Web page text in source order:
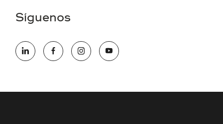
electrónico hqaffirmativeaction@marriott.com
oportunidades que se compromete a contratar una fuerza
de trabajo diversa y a mantener una cultura inclusiva.
Síguenos